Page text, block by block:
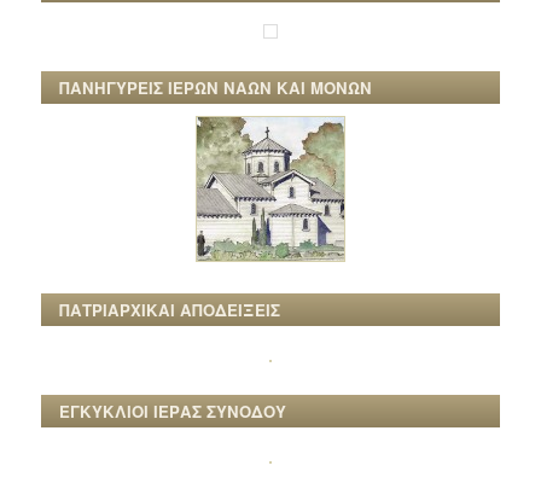
ΠΑΝΗΓΥΡΕΙΣ ΙΕΡΩΝ ΝΑΩΝ ΚΑΙ ΜΟΝΩΝ
ΠΑΤΡΙΑΡΧΙΚΑΙ ΑΠΟΔΕΙΞΕΙΣ
ΕΓΚΥΚΛΙΟΙ ΙΕΡΑΣ ΣΥΝΟΔΟΥ